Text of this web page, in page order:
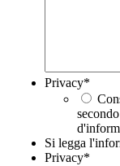
Privacy*
Si legga
Privacy*